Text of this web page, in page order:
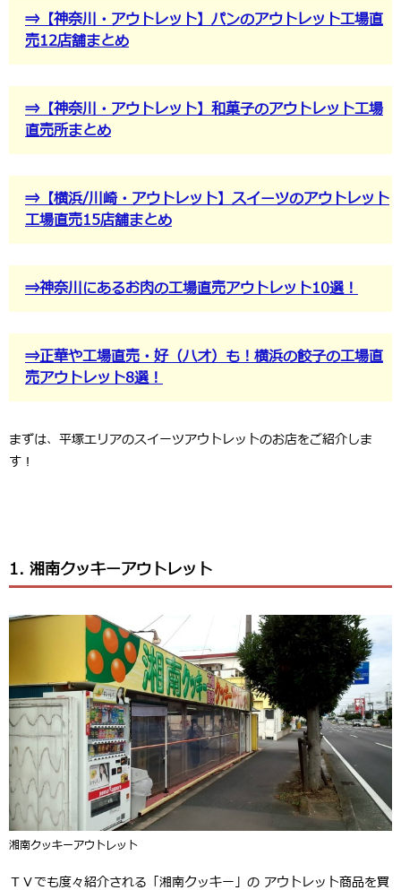
⇒【神奈川・アウトレット】パンのアウトレット工場直
売12店舗まとめ
⇒【神奈川・アウトレット】和菓子のアウトレット工場
直売所まとめ
⇒【横浜/川崎・アウトレット】スイーツのアウトレット
工場直売15店舗まとめ
⇒神奈川にあるお肉の工場直売アウトレット10選！
⇒正華や工場直売・好（ハオ）も！横浜の餃子の工場直
売アウトレット8選！
まずは、平塚エリアのスイーツアウトレットのお店をご紹介しま
す！
1. 湘南クッキーアウトレット
湘南クッキーアウトレット
ＴＶでも度々紹介される「湘南クッキー」の アウトレット商品を買